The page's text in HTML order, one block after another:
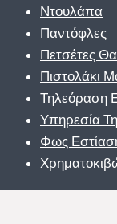
Ντουλάπα
Παντόφλες
Πετσέτες
Πιστολάκι
Τηλεόραση
Υπηρεσία
Φως